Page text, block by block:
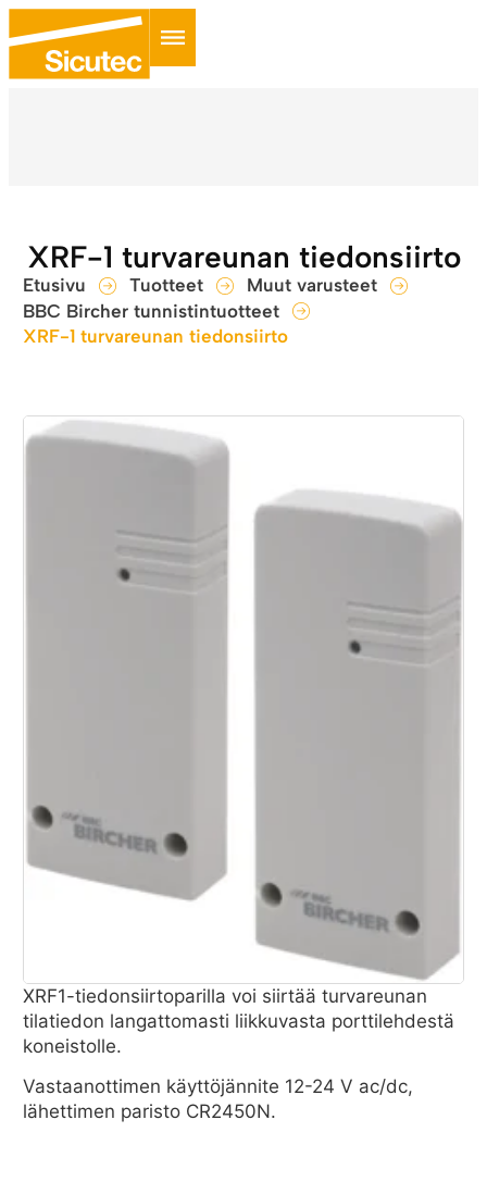
XRF-1 turvareunan tiedonsiirto
Etusivu Tuotteet
Muut varusteet
BBC Bircher tunnistintuotteet
XRF-1 turvareunan tiedonsiirto
XRF1-tiedonsiirtoparilla voi siirtää turvareunan
tilatiedon langattomasti liikkuvasta porttilehdestä
koneistolle.
Vastaanottimen käyttöjännite 12-24 V ac/dc,
lähettimen paristo CR2450N.